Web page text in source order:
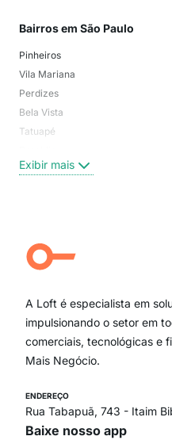
Bairros em São Paulo
Pinheiros
Vila Mariana
Perdizes
Bela Vista
Tatuapé
Centro
Campo Belo
Ipiranga
Paraíso
Itaim Bibi
Exibir mais
A Loft é especialista em
impulsionando o setor em
comerciais, tecnológicas e
Mais Negócio.
ENDEREÇO
Rua Tabapuã, 743 - Itaim
Baixe nosso app